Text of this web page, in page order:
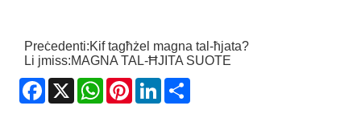
Preċedenti:Kif tagħżel magna tal-ħjata?
Li jmiss:MAGNA TAL-ĦJITA SUOTE
Facebook
X WhatsApp
PinterestLinkedIn